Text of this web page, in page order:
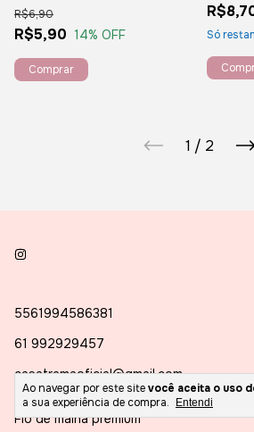
Ao navegar por este sitevocê aceita o uso
a sua experiência de compra.
Entendi
R$5,90
R$6,90
14% OFF
Comprar
Só
1 / 2
5561994586381
61 992929457
casatramaoficial@gmail.com
Fio de malha premium